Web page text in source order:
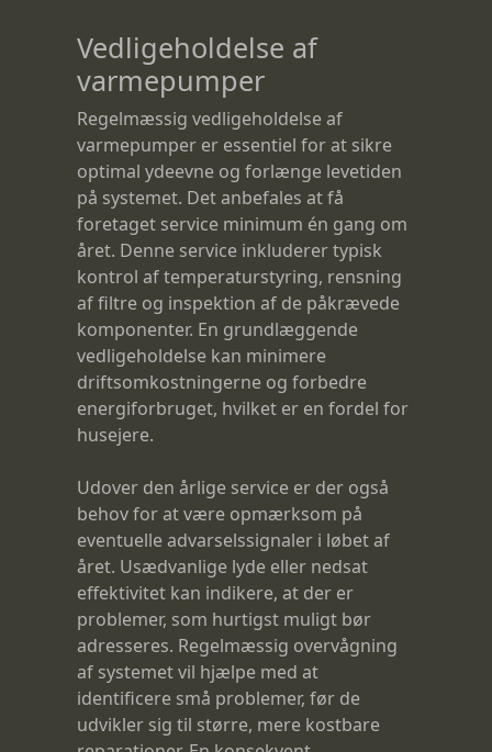
Vedligeholdelse af
varmepumper
Regelmæssig vedligeholdelse af
varmepumper er essentiel for at sikre
optimal ydeevne og forlænge levetiden
på systemet. Det anbefales at få
foretaget service minimum én gang om
året. Denne service inkluderer typisk
kontrol af temperaturstyring, rensning
af filtre og inspektion af de påkrævede
komponenter. En grundlæggende
vedligeholdelse kan minimere
driftsomkostningerne og forbedre
energiforbruget, hvilket er en fordel for
husejere.
Udover den årlige service er der også
behov for at være opmærksom på
eventuelle advarselssignaler i løbet af
året. Usædvanlige lyde eller nedsat
effektivitet kan indikere, at der er
problemer, som hurtigst muligt bør
adresseres. Regelmæssig overvågning
af systemet vil hjælpe med at
identificere små problemer, før de
udvikler sig til større, mere kostbare